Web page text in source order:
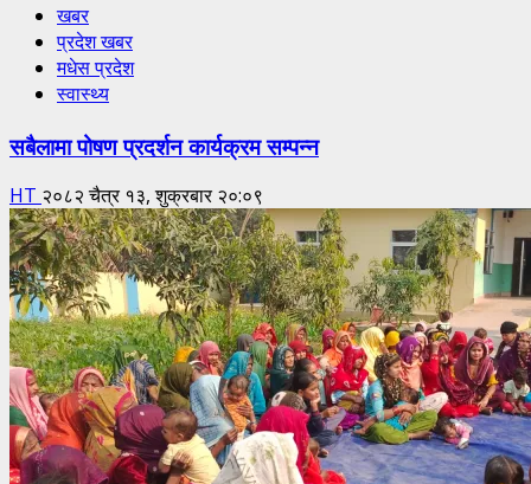
खबर
प्रदेश खबर
मधेस प्रदेश
स्वास्थ्य
सबैलामा पोषण प्रदर्शन कार्यक्रम सम्पन्न
HT २०८२ चैत्र १३, शुक्रबार २०:०९